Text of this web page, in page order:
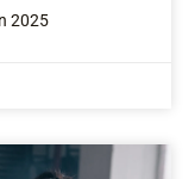
2025